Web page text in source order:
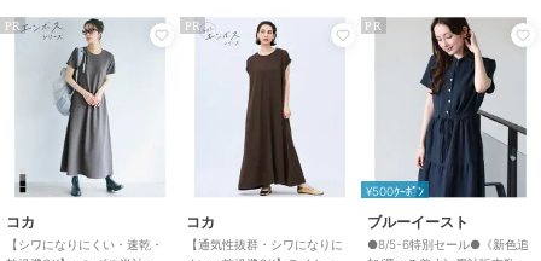
PR
コカ
【シワになりにくい・速乾・
PR
コカ
【通気性抜群・シワになりに
PR
¥500ｸｰﾎﾟﾝ
ブルーイースト
●8/5-6特別セール●《新色追